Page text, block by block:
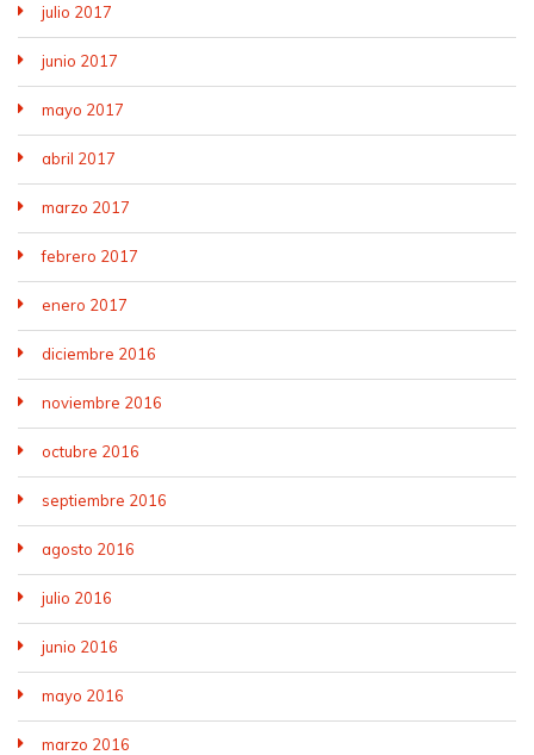
julio 2017
junio 2017
mayo 2017
abril 2017
marzo 2017
febrero 2017
enero 2017
diciembre 2016
noviembre 2016
octubre 2016
septiembre 2016
agosto 2016
julio 2016
junio 2016
mayo 2016
marzo 2016